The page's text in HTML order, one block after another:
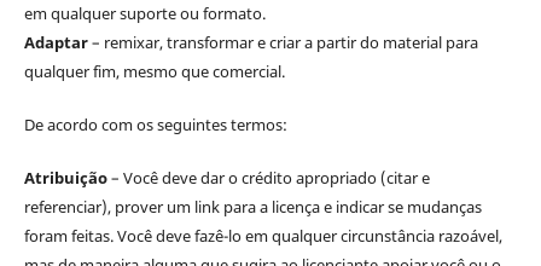
em qualquer suporte ou formato.
Adaptar– remixar, transformar e criar a partir do material para
qualquer fim, mesmo que comercial.
De acordo com os seguintes termos:
Atribuição– Você deve dar o crédito apropriado (citar e
referenciar), prover um link para a licença e indicar se mudanças
foram feitas. Você deve fazê-lo em qualquer circunstância razoável,